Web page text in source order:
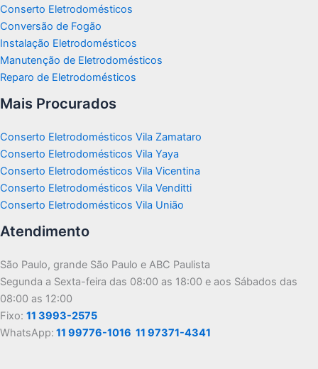
Conserto Eletrodomésticos
Conversão de Fogão
Instalação Eletrodomésticos
Manutenção de Eletrodomésticos
Reparo de Eletrodomésticos
Mais Procurados
Conserto Eletrodomésticos Vila Zamataro
Conserto Eletrodomésticos Vila Yaya
Conserto Eletrodomésticos Vila Vicentina
Conserto Eletrodomésticos Vila Venditti
Conserto Eletrodomésticos Vila União
Atendimento
São Paulo, grande São Paulo e ABC Paulista
Segunda a Sexta-feira das 08:00 as 18:00 e aos Sábados das
08:00 as 12:00
Fixo: 11 3993-2575
WhatsApp: 11 99776-1016 11 97371-4341